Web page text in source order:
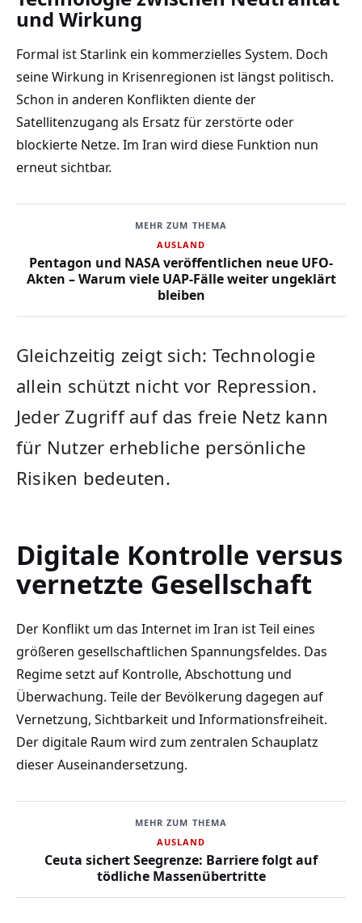
und Wirkung
Formal ist Starlink ein kommerzielles System. Doch
seine Wirkung in Krisenregionen ist längst politisch.
Schon in anderen Konflikten diente der
Satellitenzugang als Ersatz für zerstörte oder
blockierte Netze. Im Iran wird diese Funktion nun
erneut sichtbar.
MEHR ZUM THEMA
AUSLAND
Pentagon und NASA veröffentlichen neue UFO-
Akten – Warum viele UAP-Fälle weiter ungeklärt
bleiben
Gleichzeitig zeigt sich: Technologie
allein schützt nicht vor Repression.
Jeder Zugriff auf das freie Netz kann
für Nutzer erhebliche persönliche
Risiken bedeuten.
Digitale Kontrolle versus
vernetzte Gesellschaft
Der Konflikt um das Internet im Iran ist Teil eines
größeren gesellschaftlichen Spannungsfeldes. Das
Regime setzt auf Kontrolle, Abschottung und
Überwachung. Teile der Bevölkerung dagegen auf
Vernetzung, Sichtbarkeit und Informationsfreiheit.
Der digitale Raum wird zum zentralen Schauplatz
dieser Auseinandersetzung.
MEHR ZUM THEMA
AUSLAND
Ceuta sichert Seegrenze: Barriere folgt auf
tödliche Massenübertritte